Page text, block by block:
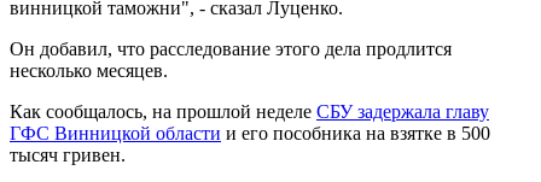
винницкой таможни", - сказал Луценко.
Он добавил, что расследование этого дела продлится
несколько месяцев.
Как сообщалось, на прошлой неделе СБУ задержала главу
ГФС Винницкой области и его пособника на взятке в 500
тысяч гривен.